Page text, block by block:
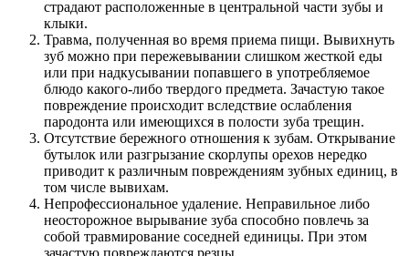
страдают расположенные в центральной части зубы и
клыки.
Травма, полученная во время приема пищи. Вывихнуть
зуб можно при пережевывании слишком жесткой еды
или при надкусывании попавшего в употребляемое
блюдо какого-либо твердого предмета. Зачастую такое
повреждение происходит вследствие ослабления
пародонта или имеющихся в полости зуба трещин.
Отсутствие бережного отношения к зубам. Открывание
бутылок или разгрызание скорлупы орехов нередко
приводит к различным повреждениям зубных единиц, в
том числе вывихам.
Непрофессиональное удаление. Неправильное либо
неосторожное вырывание зуба способно повлечь за
собой травмирование соседней единицы. При этом
зачастую повреждаются резцы.